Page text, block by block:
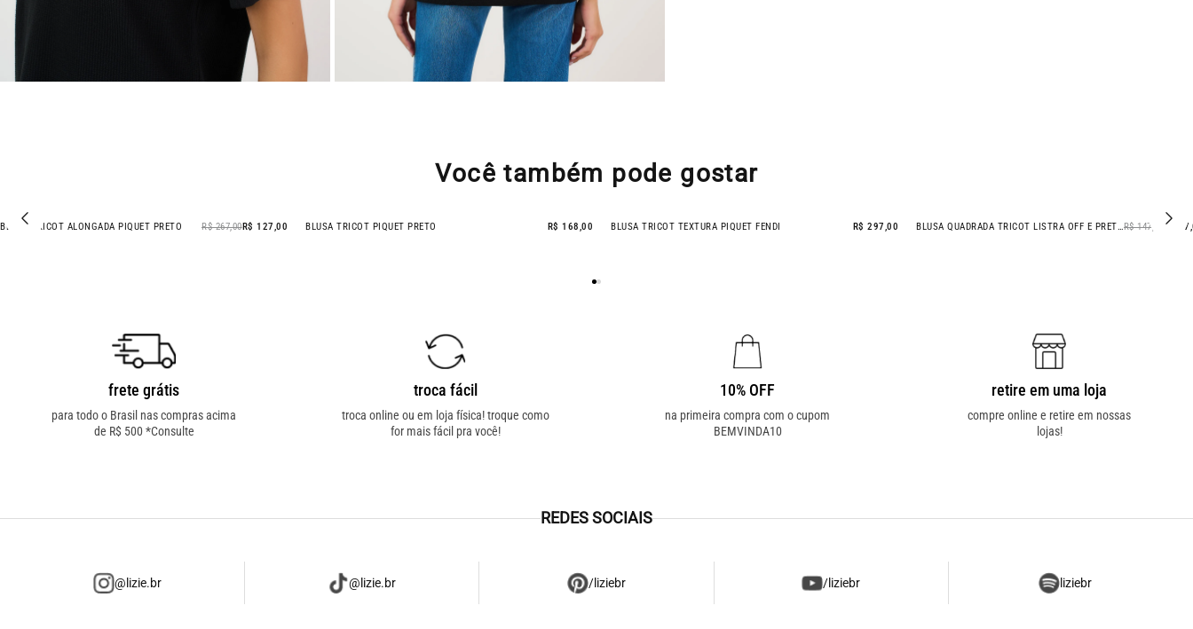
Você também pode gostar
- 52% OFF
BLUSA TRICOT ALONGADA PIQUET PRETO R$ 267,00R$ 127,00 BLUSA TRICOT PIQUET PRETO R$ 168,00 BLUSA TRICOT TEXTURA PIQUET FENDI R$ 297,00 - 48% OFF BLUSA QUADRADA TRICOT LISTRA OFF E PRETOR$ 147,00 R$
frete grátis
para todo o Brasil nas compras acima
de R$ 500 *Consulte
troca fácil
troca online ou em loja física! troque como
for mais fácil pra você!
10% OFF
na primeira compra com o cupom
BEMVINDA10
retire em uma loja
compre online e retire em nossas
lojas!
REDES SOCIAIS
@lizie.br @lizie.br /liziebr /liziebr liziebr